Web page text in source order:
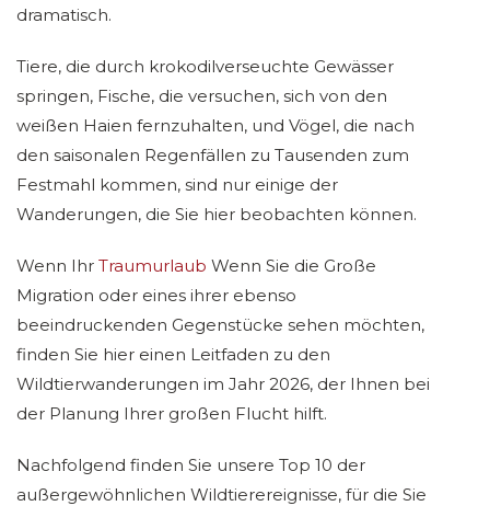
dramatisch.
Tiere, die durch krokodilverseuchte Gewässer
springen, Fische, die versuchen, sich von den
weißen Haien fernzuhalten, und Vögel, die nach
den saisonalen Regenfällen zu Tausenden zum
Festmahl kommen, sind nur einige der
Wanderungen, die Sie hier beobachten können.
Wenn Ihr Traumurlaub Wenn Sie die Große
Migration oder eines ihrer ebenso
beeindruckenden Gegenstücke sehen möchten,
finden Sie hier einen Leitfaden zu den
Wildtierwanderungen im Jahr 2026, der Ihnen bei
der Planung Ihrer großen Flucht hilft.
Nachfolgend finden Sie unsere Top 10 der
außergewöhnlichen Wildtierereignisse, für die Sie